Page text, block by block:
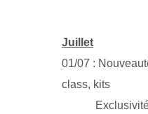
Juillet
01/07 :
class, kits
Exclusivités